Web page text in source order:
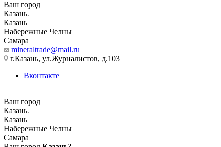
Ваш город
Казань
Казань
Набережные Челны
Самара
mineraltrade@mail.ru
г.Казань, ул.Журналистов, д.103
Вконтакте
Ваш город
Казань
Казань
Набережные Челны
Самара